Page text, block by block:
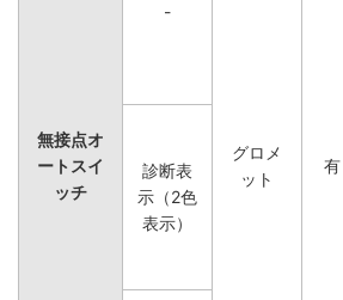
無接点オ
ートスイ
ッチ
-
グロメ
ット
有
診断表
示（2色
表示）